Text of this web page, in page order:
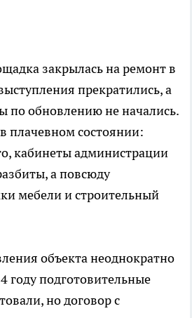
закрылась на ремонт в
прекратились, а
по обновлению не начались.
плачевном состоянии:
кабинеты администрации
а повсюду
мебели и строительный
объекта неоднократно
году подготовительные
но договор с